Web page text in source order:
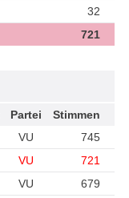
32
721
Partei
Stimmen
VU
745
VU
721
VU 679